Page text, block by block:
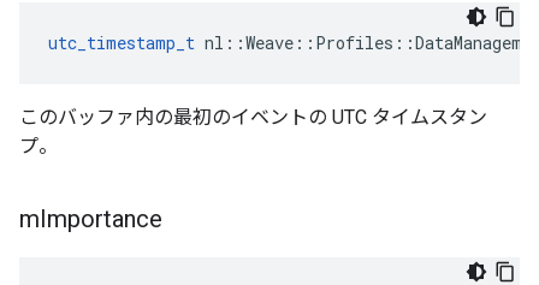
utc_timestamp_t
このバッファ内の最初のイベントの UTC タイムスタン
プ。
mImportance